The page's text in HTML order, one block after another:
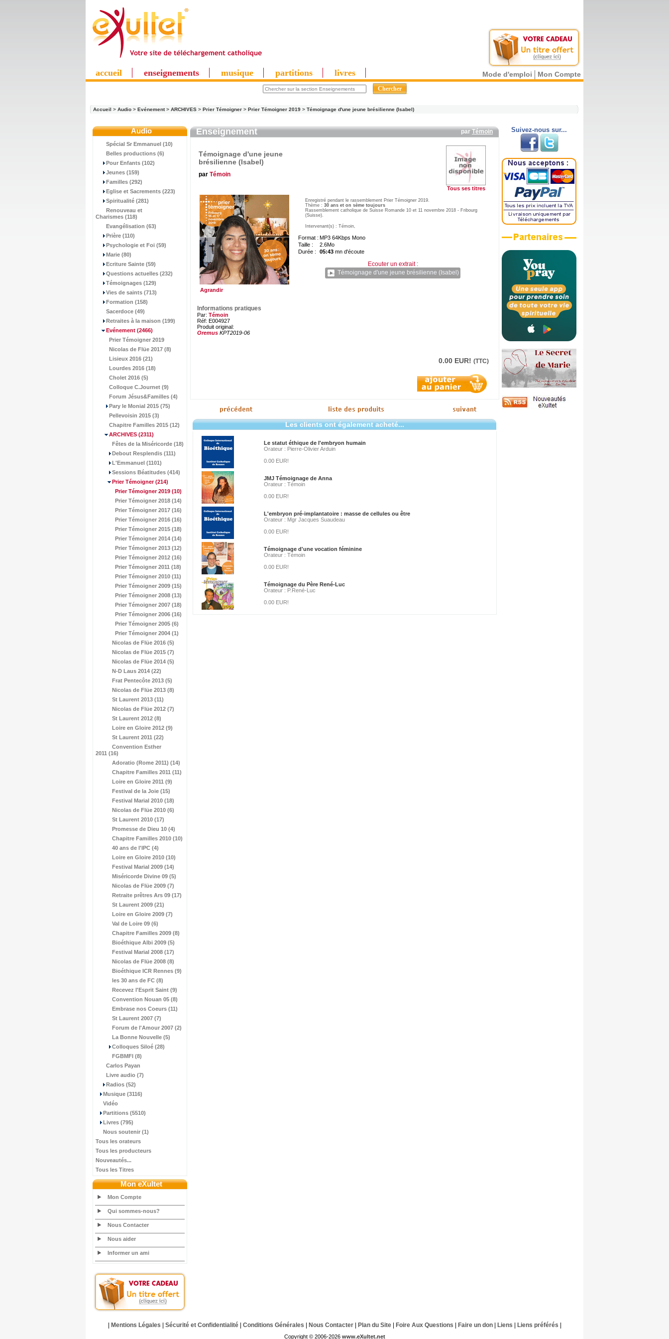
accueil enseignements musique partitions livres Mode d'emploi Mon Compte
Accueil > Audio > Evénement> ARCHIVES > Prier Témoigner > Prier Témoigner 2019 > Témoignage d'une jeune brésilienne (Isabel)
Audio
Spécial Sr Emmanuel (10)
Belles productions (6)
Pour Enfants (102)
Jeunes (159)
Familles (292)
Eglise et Sacrements (223)
Spiritualité (281)
Renouveau et
Charismes (118)
Evangélisation (63)
Prière (110)
Psychologie et Foi (59)
Marie (80)
Ecriture Sainte (59)
Questions actuelles (232)
Témoignages (129)
Vies de saints (713)
Formation (158)
Sacerdoce (49)
Retraites à la maison (199)
Evénement (2466)
Prier Témoigner 2019
Nicolas de Flüe 2017 (8)
Lisieux 2016 (21)
Lourdes 2016 (18)
Cholet 2016 (5)
Colloque C.Journet (9)
Forum Jésus&Familles (4)
Pary le Monial 2015 (75)
Pellevoisin 2015 (3)
Chapitre Familles 2015 (12)
ARCHIVES (2311)
Fêtes de la Miséricorde (18)
Debout Resplendis (111)
L'Emmanuel (1101)
Sessions Béatitudes (414)
Prier Témoigner(214)
Prier Témoigner 2019 (10)
Prier Témoigner 2018 (14)
Prier Témoigner 2017 (16)
Prier Témoigner 2016 (16)
Prier Témoigner 2015 (18)
Prier Témoigner 2014 (14)
Prier Témoigner 2013 (12)
Prier Témoigner 2012 (16)
Prier Témoigner 2011 (18)
Prier Témoigner 2010 (11)
Prier Témoigner 2009 (15)
Prier Témoigner 2008 (13)
Prier Témoigner 2007 (18)
Prier Témoigner 2006 (16)
Prier Témoigner 2005 (6)
Prier Témoigner 2004 (1)
Nicolas de Flüe 2016 (5)
Nicolas de Flüe 2015 (7)
Nicolas de Flüe 2014 (5)
N-D Laus 2014 (22)
Frat Pentecôte 2013 (5)
Nicolas de Flüe 2013 (8)
St Laurent 2013 (11)
Nicolas de Flüe 2012 (7)
St Laurent 2012 (8)
Loire en Gloire 2012 (9)
St Laurent 2011 (22)
Convention Esther
2011 (16)
Adoratio (Rome 2011) (14)
Chapitre Familles 2011 (11)
Loire en Gloire 2011 (9)
Festival de la Joie (15)
Festival Marial 2010 (18)
Nicolas de Flüe 2010 (6)
St Laurent 2010 (17)
Promesse de Dieu 10 (4)
Chapitre Familles 2010 (10)
40 ans de l'IPC (4)
Loire en Gloire 2010 (10)
Festival Marial 2009 (14)
Miséricorde Divine 09 (5)
Nicolas de Flüe 2009 (7)
Retraite prêtres Ars 09 (17)
St Laurent 2009 (21)
Loire en Gloire 2009 (7)
Val de Loire 09 (6)
Chapitre Familles 2009 (8)
Bioéthique Albi 2009 (5)
Festival Marial 2008 (17)
Nicolas de Flüe 2008 (8)
Bioéthique ICR Rennes (9)
les 30 ans de FC (8)
Recevez l'Esprit Saint (9)
Convention Nouan 05 (8)
Embrase nos Coeurs (11)
St Laurent 2007 (7)
Forum de l'Amour 2007 (2)
La Bonne Nouvelle (5)
Colloques Siloé (28)
FGBMFI (8)
Carlos Payan
Livre audio (7)
Radios (52)
Musique (3116)
Vidéo
Partitions (5510)
Livres (795)
Nous soutenir (1)
Tous les orateurs
Tous les producteurs
Nouveautés...
Tous les Titres
Mon eXultet
Mon Compte
Qui sommes-nous?
Nous Contacter
Nous aider
Informer un ami
Enseignement par Témoin
Témoignage d'une jeune
brésilienne (Isabel)
par Témoin
Tous ses titres
Agrandir
Informations pratiques
Par: Témoin
Réf: E004927
Produit original:
Oremus KPT2019-06
Enregistré pendant le rassemblement Prier Témoigner 2019.
Thème : 30 ans et on sème toujours
Rassemblement catholique de Suisse Romande 10 et 11 novembre 2018 - Fribourg
(Suisse).
Intervenant(s) : Témoin,
Format : MP3 64Kbps Mono
Taille :
2.6Mo
Durée :
05:43 mn d'écoute
Ecouter un extrait :
Témoignage d'une jeune brésilienne (Isabel)
0.00 EUR! (TTC)
Les clients ont également acheté...
Le statut éthique de l'embryon humain
Orateur : Pierre-Olivier Arduin
0.00 EUR!
JMJ Témoignage de Anna
Orateur : Témoin
0.00 EUR!
L'embryon pré-implantatoire : masse de cellules ou être
Orateur : Mgr Jacques Suaudeau
0.00 EUR!
Témoignage d'une vocation féminine
Orateur : Témoin
0.00 EUR!
Témoignage du Père René-Luc
Orateur : P.René-Luc
0.00 EUR!
Suivez-nous sur...
Mentions Légales Sécurité et Confidentialité| Conditions Générales Nous Contacter| Plan du Site| Foire Aux Questions Faire un don| Liens Liens préférés
Copyright © 2006-2026 www.eXultet.net